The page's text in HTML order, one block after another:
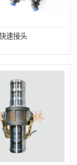
速接头